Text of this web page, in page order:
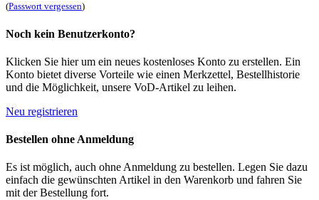
(Passwort vergessen)
Noch kein Benutzerkonto?
Klicken Sie hier um ein neues kostenloses Konto zu erstellen. Ein
Konto bietet diverse Vorteile wie einen Merkzettel, Bestellhistorie
und die Möglichkeit, unsere VoD-Artikel zu leihen.
Neu registrieren
Bestellen ohne Anmeldung
Es ist möglich, auch ohne Anmeldung zu bestellen. Legen Sie dazu
einfach die gewünschten Artikel in den Warenkorb und fahren Sie
mit der Bestellung fort.